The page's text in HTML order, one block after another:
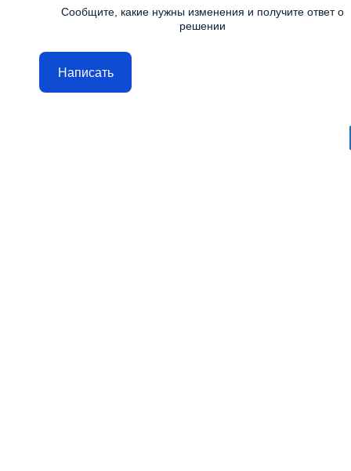
Сообщите, какие нужны изменения и получите ответ о
решении
Написать